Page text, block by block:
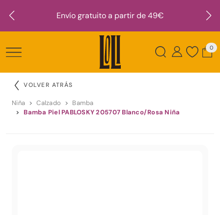
Envío gratuito a partir de 49€
0
VOLVER ATRÁS
Niña Calzado
Bamba
Bamba Piel PABLOSKY 205707 Blanco/Rosa Niña